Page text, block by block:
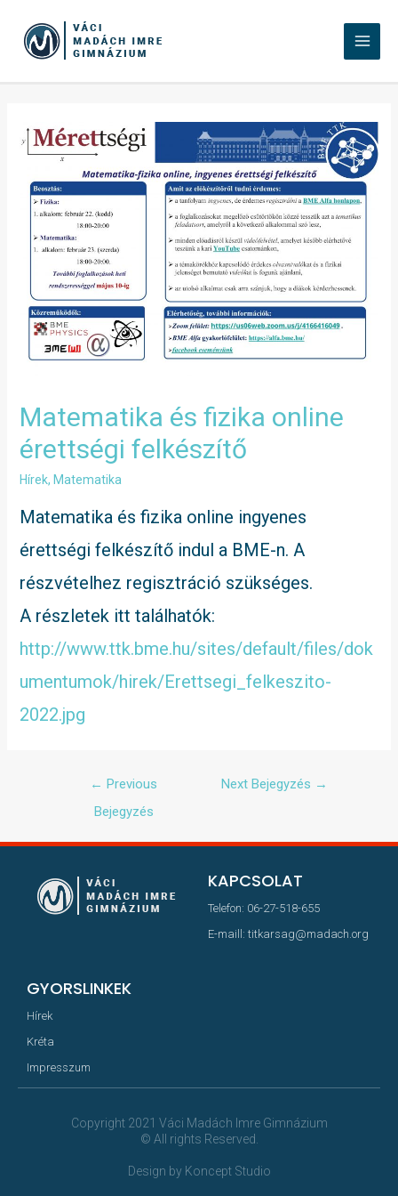
Matematika és fizika online
érettségi felkészítő
Hírek, Matematika
Matematika és fizika online ingyenes
érettségi felkészítő indul a BME-n. A
részvételhez regisztráció szükséges.
A részletek itt találhatók:
http://www.ttk.bme.hu/sites/default/files/dok
umentumok/hirek/Erettsegi_felkeszito-
2022.jpg
← Previous
Bejegyzés
Next Bejegyzés →
KAPCSOLAT
Telefon: 06-27-518-655
E-maill: titkarsag@madach.org
GYORSLINKEK
Hírek
Kréta
Impresszum
Copyright 2021 Váci Madách Imre Gimnázium
© All rights Reserved.
Design by Koncept Studio